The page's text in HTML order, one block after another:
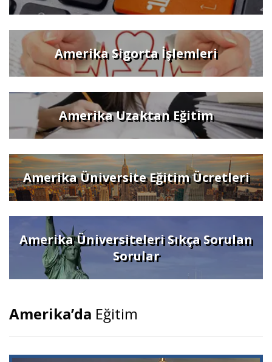
Amerika Sigorta İşlemleri
Amerika Uzaktan Eğitim
Amerika Üniversite Eğitim Ücretleri
Amerika Üniversiteleri Sıkça Sorulan
Sorular
Amerika’da Eğitim